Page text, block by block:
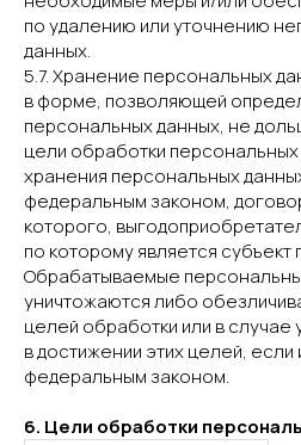
по удалению или уточнению
данных.
5.7. Хранение персональных
в форме, позволяющей
персональных данных, не
цели обработки
хранения персональных
федеральным законом,
которого,
по которому является
Обрабатываемые
уничтожаются либо
целей обработки или в случае
в достижении этих целей,
федеральным законом.
6. Цели обработки